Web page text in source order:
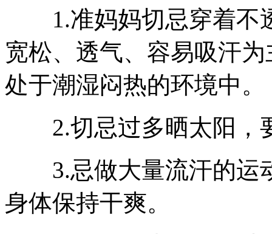
1.准妈妈切忌穿着不
宽松、透气、容易吸汗
处于潮湿闷热的环境中。
2.切忌过多晒太阳，
3.忌做大量流汗的运
身体保持干爽。